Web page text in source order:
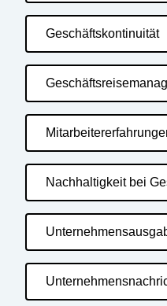
Geschäftskontinuität
Nachhaltigkeit bei